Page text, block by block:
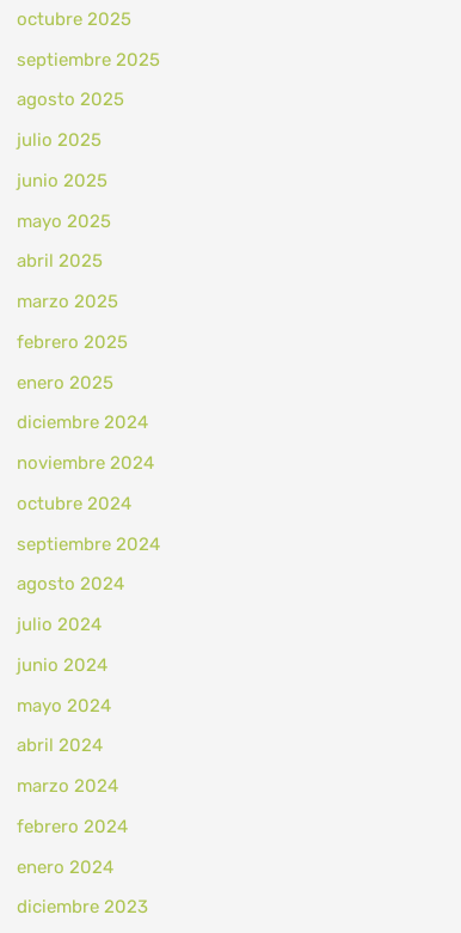
octubre 2025
septiembre 2025
agosto 2025
julio 2025
junio 2025
mayo 2025
abril 2025
marzo 2025
febrero 2025
enero 2025
diciembre 2024
noviembre 2024
octubre 2024
septiembre 2024
agosto 2024
julio 2024
junio 2024
mayo 2024
abril 2024
marzo 2024
febrero 2024
enero 2024
diciembre 2023